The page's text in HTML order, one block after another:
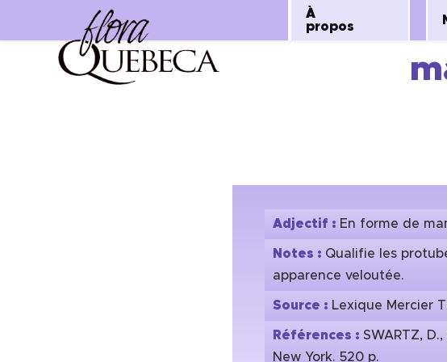
Aller
À
propos
Adjectif : En forme de
Notes : Qualifie les
apparence veloutée.
Source : Lexique Mercier
Références : SWARTZ,
New York. 520 p.